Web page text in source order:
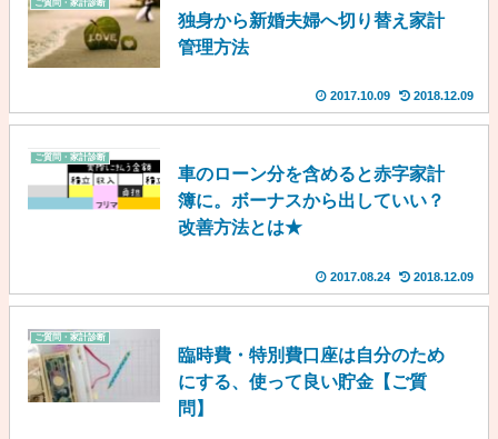
ご質問・家計診断
独身から新婚夫婦へ切り替え家計
管理方法
2017.10.09 2018.12.09
ご質問・家計診断
車のローン分を含めると赤字家計
簿に。ボーナスから出していい？
改善方法とは★
2017.08.24 2018.12.09
ご質問・家計診断
臨時費・特別費口座は自分のため
にする、使って良い貯金【ご質
問】